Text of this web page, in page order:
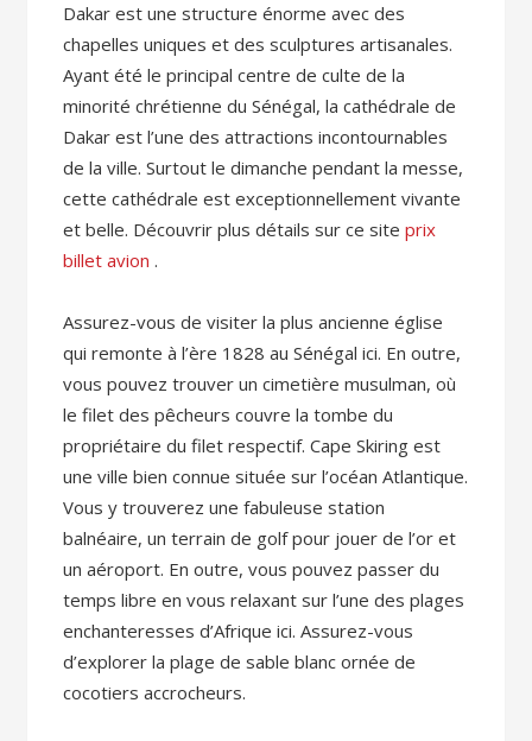
Dakar est une structure énorme avec des
chapelles uniques et des sculptures artisanales.
Ayant été le principal centre de culte de la
minorité chrétienne du Sénégal, la cathédrale de
Dakar est l’une des attractions incontournables
de la ville. Surtout le dimanche pendant la messe,
cette cathédrale est exceptionnellement vivante
et belle. Découvrir plus détails sur ce siteprix
billet avion.
Assurez-vous de visiter la plus ancienne église
qui remonte à l’ère 1828 au Sénégal ici. En outre,
vous pouvez trouver un cimetière musulman, où
le filet des pêcheurs couvre la tombe du
propriétaire du filet respectif. Cape Skiring est
une ville bien connue située sur l’océan Atlantique.
Vous y trouverez une fabuleuse station
balnéaire, un terrain de golf pour jouer de l’or et
un aéroport. En outre, vous pouvez passer du
temps libre en vous relaxant sur l’une des plages
enchanteresses d’Afrique ici. Assurez-vous
d’explorer la plage de sable blanc ornée de
cocotiers accrocheurs.